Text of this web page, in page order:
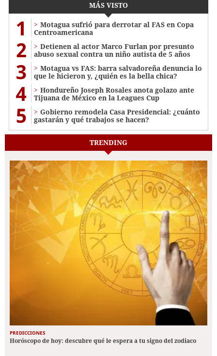
MÁS VISTO
1
Motagua sufrió para derrotar al FAS en Copa
Centroamericana
2
Detienen al actor Marco Furlan por presunto
abuso sexual contra un niño autista de 5 años
3
Motagua vs FAS: barra salvadoreña denuncia lo
que le hicieron y, ¿quién es la bella chica?
4
Hondureño Joseph Rosales anota golazo ante
Tijuana de México en la Leagues Cup
5
Gobierno remodela Casa Presidencial: ¿cuánto
gastarán y qué trabajos se hacen?
TRENDING
PREDICCIONES
Horóscopo de hoy: descubre qué le espera a tu signo del zodiaco